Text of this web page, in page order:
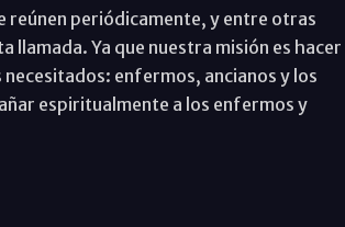
reúnen periódicamente, y entre otras
llamada. Ya que nuestra misión es hacer
enfermos, ancianos y los
espiritualmente a los enfermos y